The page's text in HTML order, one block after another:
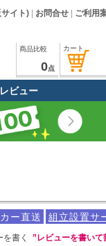
イト) お問合せ ご利用
カート
商品比較
0点
ビュー
ー直送 組立設置サ
書く ”レビューを書い